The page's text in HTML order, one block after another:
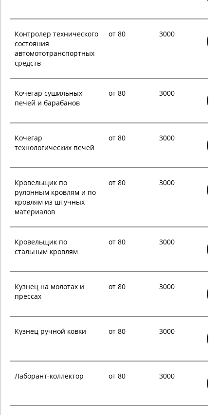
Контролер технического
состояния
автомототранспортных
средств
от 80 3000
Кочегар сушильных
печей и барабанов
от 80 3000
Кочегар
технологических печей
от 80 3000
Кровельщик по
рулонным кровлям и по
кровлям из штучных
материалов
от 80 3000
Кровельщик по
стальным кровлям
от 80 3000
Кузнец на молотах и
прессах
от 80 3000
Кузнец ручной ковки от 80 3000
Лаборант-коллектор от 80 3000